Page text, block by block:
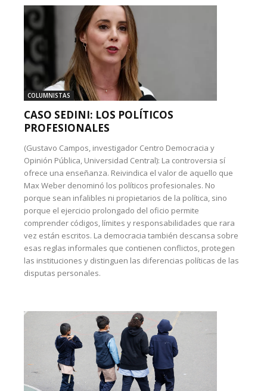
COLUMNISTAS
CASO SEDINI: LOS POLÍTICOS
PROFESIONALES
(Gustavo Campos, investigador Centro Democracia y
Opinión Pública, Universidad Central): La controversia sí
ofrece una enseñanza. Reivindica el valor de aquello que
Max Weber denominó los políticos profesionales. No
porque sean infalibles ni propietarios de la política, sino
porque el ejercicio prolongado del oficio permite
comprender códigos, límites y responsabilidades que rara
vez están escritos. La democracia también descansa sobre
esas reglas informales que contienen conflictos, protegen
las instituciones y distinguen las diferencias políticas de las
disputas personales.